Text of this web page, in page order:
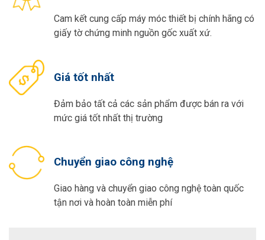
Cam kết cung cấp máy móc thiết bị chính hãng có
giấy tờ chứng minh nguồn gốc xuất xứ.
Giá tốt nhất
Đảm bảo tất cả các sản phẩm được bán ra với
mức giá tốt nhất thị trường
Chuyển giao công nghệ
Giao hàng và chuyển giao công nghệ toàn quốc
tận nơi và hoàn toàn miễn phí